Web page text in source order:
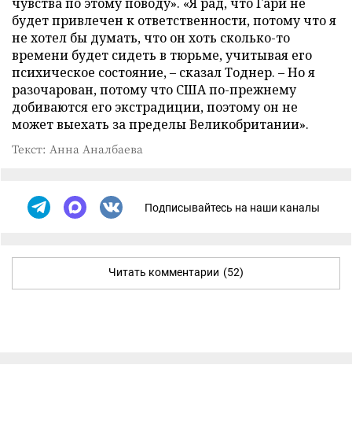
будет привлечен к ответственности, потому что я
не хотел бы думать, что он хоть сколько-то
времени будет сидеть в тюрьме, учитывая его
психическое состояние, – сказал Тоднер. – Но я
разочарован, потому что США по-прежнему
добиваются его экстрадиции, поэтому он не
может выехать за пределы Великобритании».
Текст: Анна Аналбаева
Подписывайтесь на наши каналы
Читать комментарии (52)